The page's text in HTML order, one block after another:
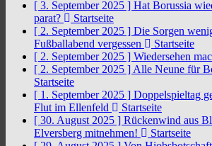
[ 3. September 2025 ] Hat Borussia
parat?
Startseite
[ 2. September 2025 ] Die Sorgen
Fußballabend vergessen
Startseite
[ 2. September 2025 ] Wiedersehen
[ 2. September 2025 ] Alle Neune für
Startseite
[ 1. September 2025 ] Doppelspieltag
Flut im Ellenfeld
Startseite
[ 30. August 2025 ] Rückenwind aus
Elversberg mitnehmen!
Startseite